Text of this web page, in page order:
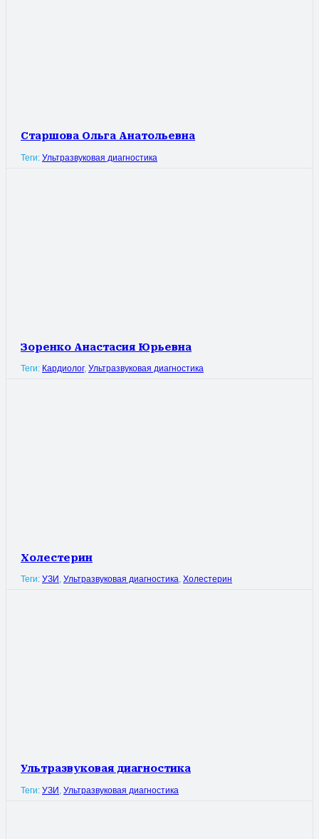
Старшова Ольга Анатольевна
Теги: Ультразвуковая диагностика
Зоренко Анастасия Юрьевна
Теги: Кардиолог, Ультразвуковая диагностика
Холестерин
Теги: УЗИ , Ультразвуковая диагностика, Холестерин
Ультразвуковая диагностика
Теги: УЗИ Ультразвуковая диагностика